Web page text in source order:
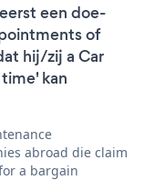
een doe-
of
hij/zij a Car
kan
abroad die claim
a bargain